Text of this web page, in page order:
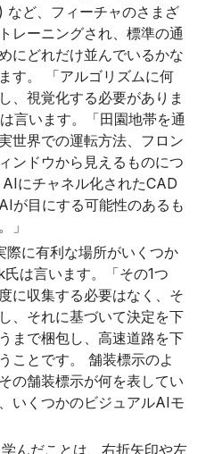
など、フィーチャのさまざ
レーニングされ、標準の通
にどれだけ並んでいるかな
す。 「アルゴリズムに何
、視覚化する必要がありま
言います。「田園地帯を通
世界での運転方法、フロン
ンドウから見えるものにつ
にチャネル化されたCAD
が目にする可能性のあるも
」
際に有利な場所がいくつか
は言います。「その1つ
に収集する必要はなく、そ
、それに基づいて決定を下
まで梱包し、高速道路を下
ことです。 舗装標示のよ
の舗装標示が何を表してい
いくつかのビジュアルAIモ
んだことは、右折矢印や左